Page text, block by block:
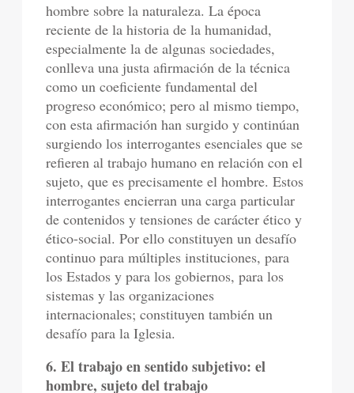
hombre sobre la naturaleza. La época
reciente de la historia de la humanidad,
especialmente la de algunas sociedades,
conlleva una justa afirmación de la técnica
como un coeficiente fundamental del
progreso económico; pero al mismo tiempo,
con esta afirmación han surgido y continúan
surgiendo los interrogantes esenciales que se
refieren al trabajo humano en relación con el
sujeto, que es precisamente el hombre. Estos
interrogantes encierran una carga particular
de contenidos y tensiones de carácter ético y
ético-social. Por ello constituyen un desafío
continuo para múltiples instituciones, para
los Estados y para los gobiernos, para los
sistemas y las organizaciones
internacionales; constituyen también un
desafío para la Iglesia.
6. El trabajo en sentido subjetivo: el
hombre, sujeto del trabajo